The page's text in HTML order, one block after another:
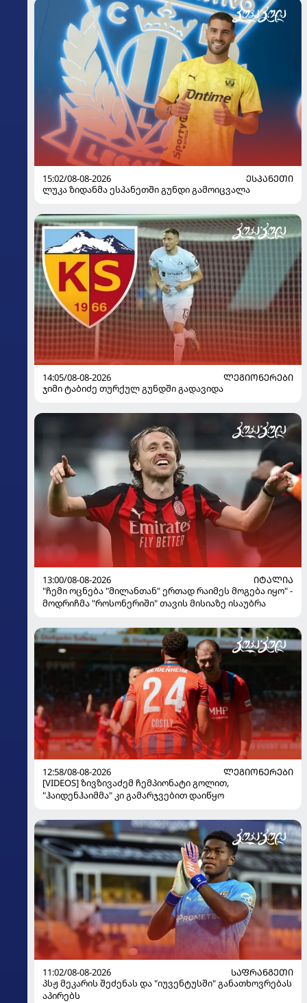
15:02/08-08-2026
ᲔᲡᲞᲐᲜᲔᲗᲘ
ლუკა ზიდანმა ესპანეთში გუნდი გამოიცვალა
14:05/08-08-2026
ᲚᲔᲒᲘᲝᲜᲔᲠᲔᲑᲘ
ჯიმი ტაბიძე თურქულ გუნდში გადავიდა
13:00/08-08-2026
ᲘᲢᲐᲚᲘᲐ
"ჩემი ოცნება "მილანთან" ერთად რაიმეს მოგება იყო" -
მოდრიჩმა "როსონერიში" თავის მისიაზე ისაუბრა
12:58/08-08-2026
ᲚᲔᲒᲘᲝᲜᲔᲠᲔᲑᲘ
[VIDEOS] ზივზივაძემ ჩემპიონატი გოლით,
"ჰაიდენჰაიმმა" კი გამარჯვებით დაიწყო
11:02/08-08-2026
ᲡᲐᲤᲠᲐᲜᲒᲔᲗᲘ
პსჟ მეკარის შეძენას და "იუვენტუსში" განათხოვრებას
აპირებს